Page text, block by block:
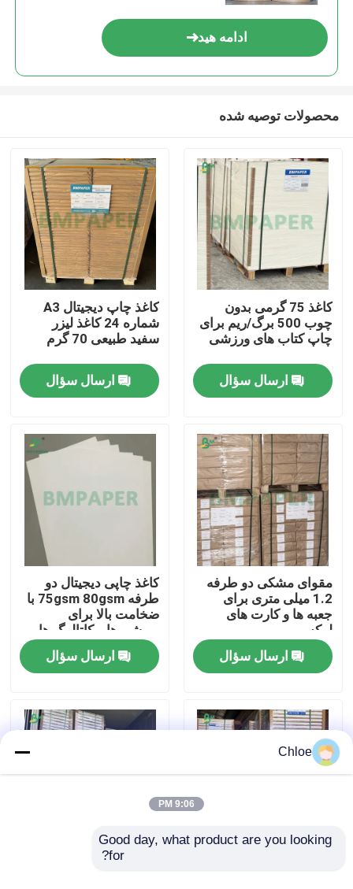
خانه
محصولات
دربارهی ما
کارخانه تور
کنترل کیفیت
اخبار
ادامه هید
محصولات توصیه شده
کاغذ 75 گرمی بدون
چوب 500 برگ/ریم برای
چاپ کتاب های ورزشی
ارسال سؤال
کاغذ چاپ دیجیتال A3
شماره 24 کاغذ لیزر
سفید طبیعی 70 گرم
ارسال سؤال
مقوای مشکی دو طرفه
1.2 میلی متری برای
جعبه ها و کارت های
لوکس
ارسال سؤال
کاغذ چاپی دیجیتال دو
طرفه 75gsm 80gsm با
ضخامت بالا برای
بروشورها و کاتالوگ ها
ایده آل است
ارسال سؤال
کاغذ بدون چوب بدون
Chloe
9:06 PM
Good day, what product are you looking
for?